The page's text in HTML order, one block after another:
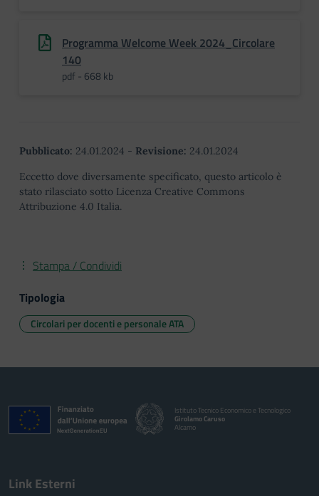
Programma Welcome Week 2024_Circolare
140
pdf - 668 kb
Pubblicato: 24.01.2024 - Revisione: 24.01.2024
Eccetto dove diversamente specificato, questo articolo è
stato rilasciato sotto Licenza Creative Commons
Attribuzione 4.0 Italia.
Stampa / Condividi
Tipologia
Circolari per docenti e personale ATA
Istituto Tecnico Economico e Tecnologico
Girolamo Caruso
Alcamo
Link Esterni